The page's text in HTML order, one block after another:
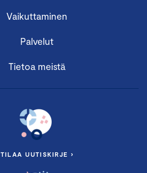
Vaikuttaminen
Palvelut
Tietoa meistä
TILAA UUTISKIRJE ›